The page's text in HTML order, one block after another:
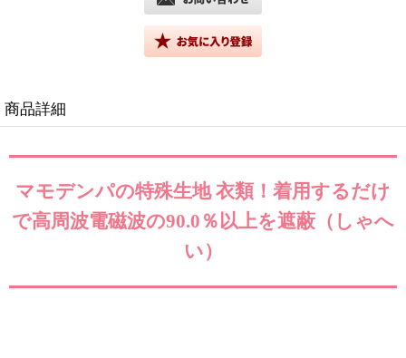
商品詳細
マモデンパの特殊生地 衣類！着用するだけ
で高周波電磁波の90.0％以上を遮蔽（しゃへ
い）